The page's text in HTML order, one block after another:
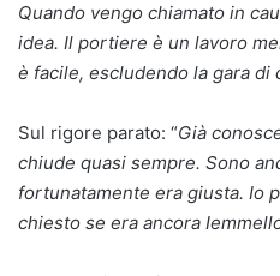
Quando vengo chiamato in
idea. Il portiere è un lavoro
è facile, escludendo la gara di
Sul rigore parato: “Già
chiude quasi sempre. Sono
fortunatamente era giusta. Io
chiesto se era ancora